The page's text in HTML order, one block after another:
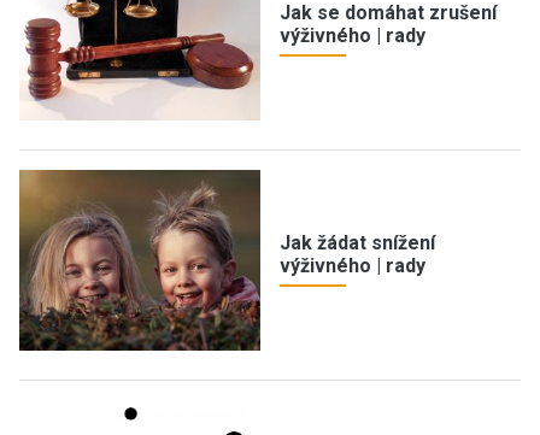
Jak se domáhat zrušení
výživného | rady
Jak žádat snížení
výživného | rady